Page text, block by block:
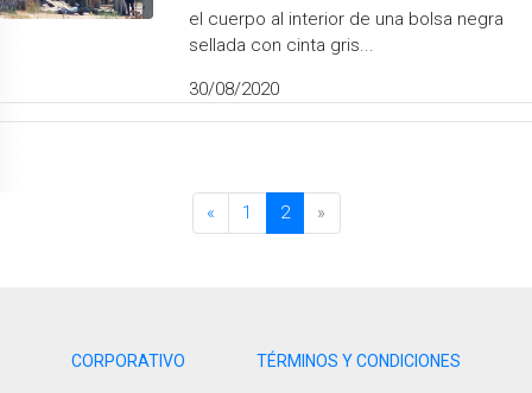
el cuerpo al interior de una bolsa negra
sellada con cinta gris...
30/08/2020
« 1 2 »
CORPORATIVO TÉRMINOS Y CONDICIONES